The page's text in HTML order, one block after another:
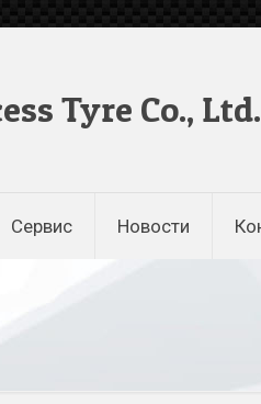
Tyre Co., Ltd.
Сервис Новости